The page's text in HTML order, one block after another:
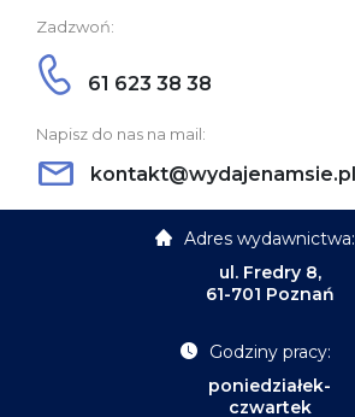
Zadzwoń:
61 623 38 38
Napisz do nas na mail:
kontakt@wydajenamsie.pl
Adres wydawnictwa:
ul. Fredry 8,
61-701 Poznań
Godziny pracy:
poniedziałek-
czwartek